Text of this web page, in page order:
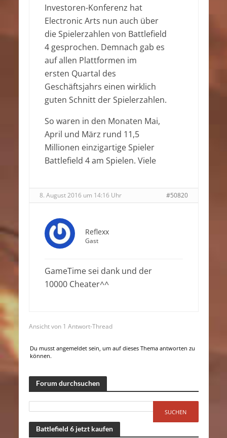
Investoren-Konferenz hat
Electronic Arts nun auch über
die Spielerzahlen von Battlefield
4 gesprochen. Demnach gab es
auf allen Plattformen im
ersten Quartal des
Geschäftsjahrs einen wirklich
guten Schnitt der Spielerzahlen.
So waren in den Monaten Mai,
April und März rund 11,5
Millionen einzigartige Spieler
Battlefield 4 am Spielen. Viele
8. August 2016 um 14:16 Uhr #50820
Reflexx
Gast
GameTime sei dank und der
10000 Cheater^^
Ansicht von 1 Antwort-Thread
Du musst angemeldet sein, um auf dieses Thema antworten zu
können.
Forum durchsuchen
Battlefield 6 jetzt kaufen